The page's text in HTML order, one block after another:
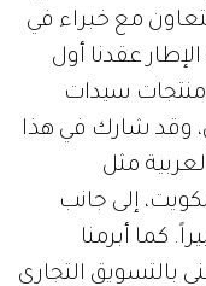
مع خبراء في
عقدنا أول
سيدات
وقد شارك في هذا
مثل
إلى جانب
كما أبرمنا
بالتسويق التجاري